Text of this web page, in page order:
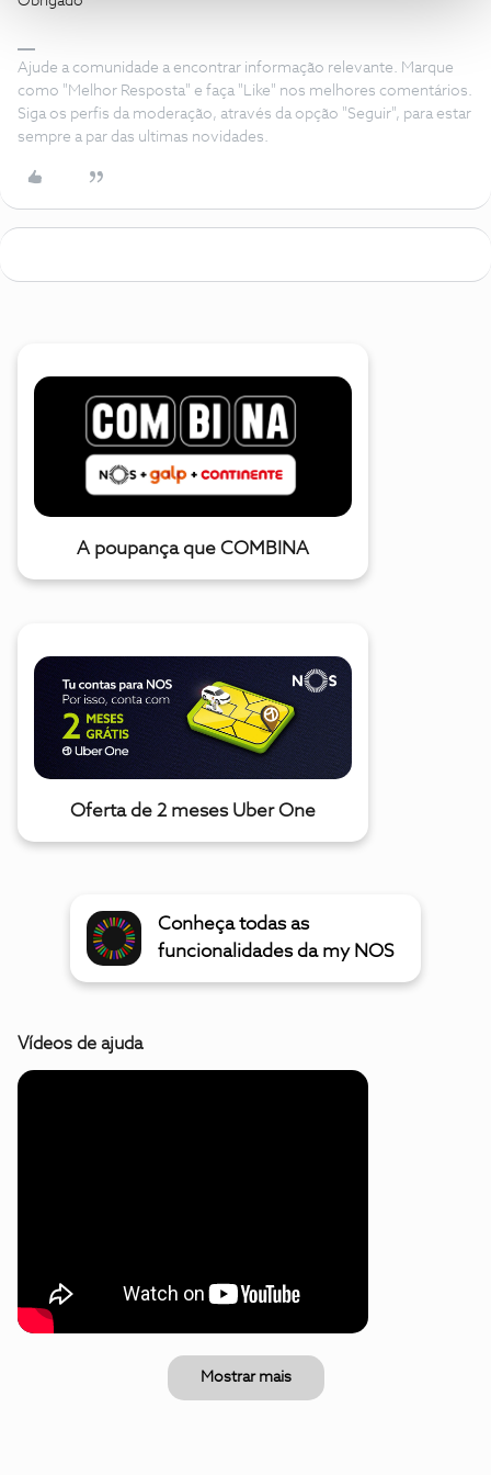
Ajude a comunidade a encontrar informação relevante. Marque
como "Melhor Resposta" e faça "Like" nos melhores comentários.
Siga os perfis da moderação, através da opção "Seguir", para estar
sempre a par das ultimas novidades.
A poupança que COMBINA
Oferta de 2 meses Uber One
Conheça todas as
funcionalidades da my NOS
Vídeos de ajuda
Mostrar mais